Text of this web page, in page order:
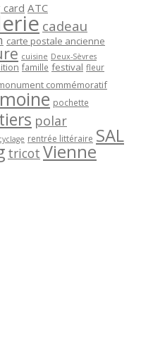
ATC
cadeau
carte postale ancienne
cuisine Deux-Sèvres
famille festival fleur
commémoratif
pochette
polar
rentrée littéraire SAL
tricot Vienne